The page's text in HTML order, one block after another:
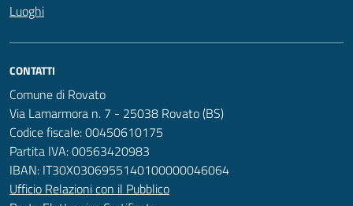
Luoghi
CONTATTI
Comune di Rovato
Via Lamarmora n. 7 - 25038 Rovato (BS)
Codice fiscale: 00450610175
Partita IVA: 00563420983
IBAN: IT30X0306955140100000046064
Ufficio Relazioni con il Pubblico